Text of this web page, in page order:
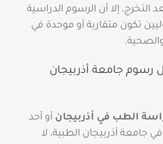
التخرج، إلا أن الرسوم الدراسية
تكون متقاربة أو موحدة في
جامعة أذربيجان
الطب في أذربيجان أو أحد
أذربيجان الطبية، لا